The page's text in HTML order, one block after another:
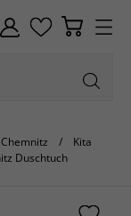
Kita
Duschtuch